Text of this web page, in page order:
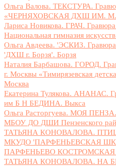
Ольга Валова. ТЕКСТУРА.
«ЧЕРНЯХОВСКАЯ ДХШ ИМ. М.
Лариса Новикова. ГРАЧ. Гравюра
Национальная гимназия
Ольга Авдеева. 'ЭСКИЗ.
'ДХШ г. Борзя'. Борзя
Наталия Барбашова. ГОРОД.
г. Москвы «Тимирязевская
Москва
Екатерина Тулякова. АНАНАС.
им Б Н БЕДИНА. Выкса
Ольга Расторгуева. МОЯ ПЕНЗА.
МБОУ ДО ДШИ Пензенского
ТАТЬЯНА КОНОВАЛОВА.
МКУДО 'ПАРФЕНЬЕВСКАЯ
ПАРФЕНЬЕВО КОСТРОМСКАЯ
ТАТЬЯНА КОНОВАЛОВА. НА